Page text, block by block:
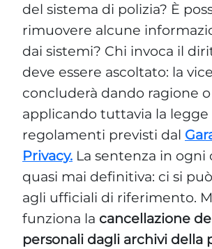
del sistema di polizia? È
rimuovere alcune
dai sistemi? Chi invoca il
deve essere ascoltato: la
concluderà dando ragione
applicando tuttavia la legge
regolamenti previsti dal
Privacy. La sentenza in ogni
quasi mai definitiva: ci si
agli ufficiali di riferimento.
funziona la cancellazione
personali dagli archivi della